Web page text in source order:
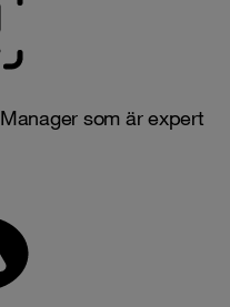
som är expert